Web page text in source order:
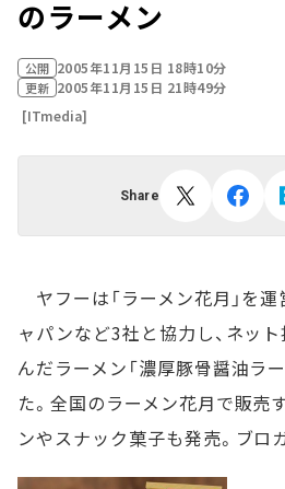
のラーメン
公開 2005年11月15日 18時10分
更新 2005年11月15日 21時49分
[ITmedia]
Share
ヤフーは「ラーメン花月」を
ャパンなど3社と協力し、ネッ
んだラーメン「濃厚豚骨醤油ラ
た。全国のラーメン花月で販売
ンやスナック菓子も発売。ブロ